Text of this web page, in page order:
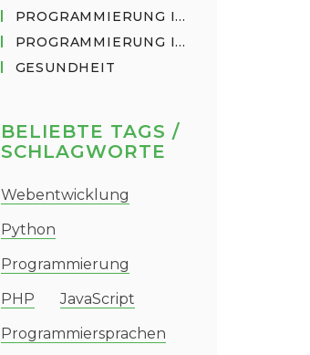
PROGRAMMIERUNG IN PYTHON
PROGRAMMIERUNG IN JAVASCRIPT
GESUNDHEIT
BELIEBTE TAGS /
SCHLAGWORTE
Webentwicklung
Python
Programmierung
PHP
JavaScript
Programmiersprachen